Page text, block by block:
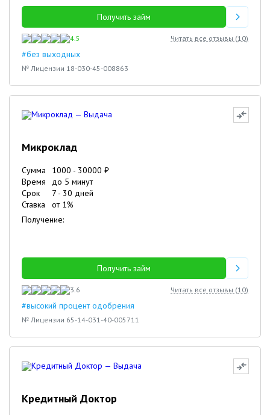
Получить займ
4.5 Читать все отзывы (10)
#без выходных
№ Лицензии 18-030-45-008863
Микроклад
Сумма 1000 - 30000 ₽
Время
до 5 минут
Срок
7 - 30 дней
Ставка
от 1%
Получение:
Получить займ
3.6 Читать все отзывы (10)
#высокий процент одобрения
№ Лицензии 65-14-031-40-005711
Кредитный Доктор